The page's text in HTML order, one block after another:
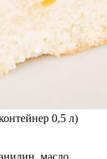
0,5 л)
масло